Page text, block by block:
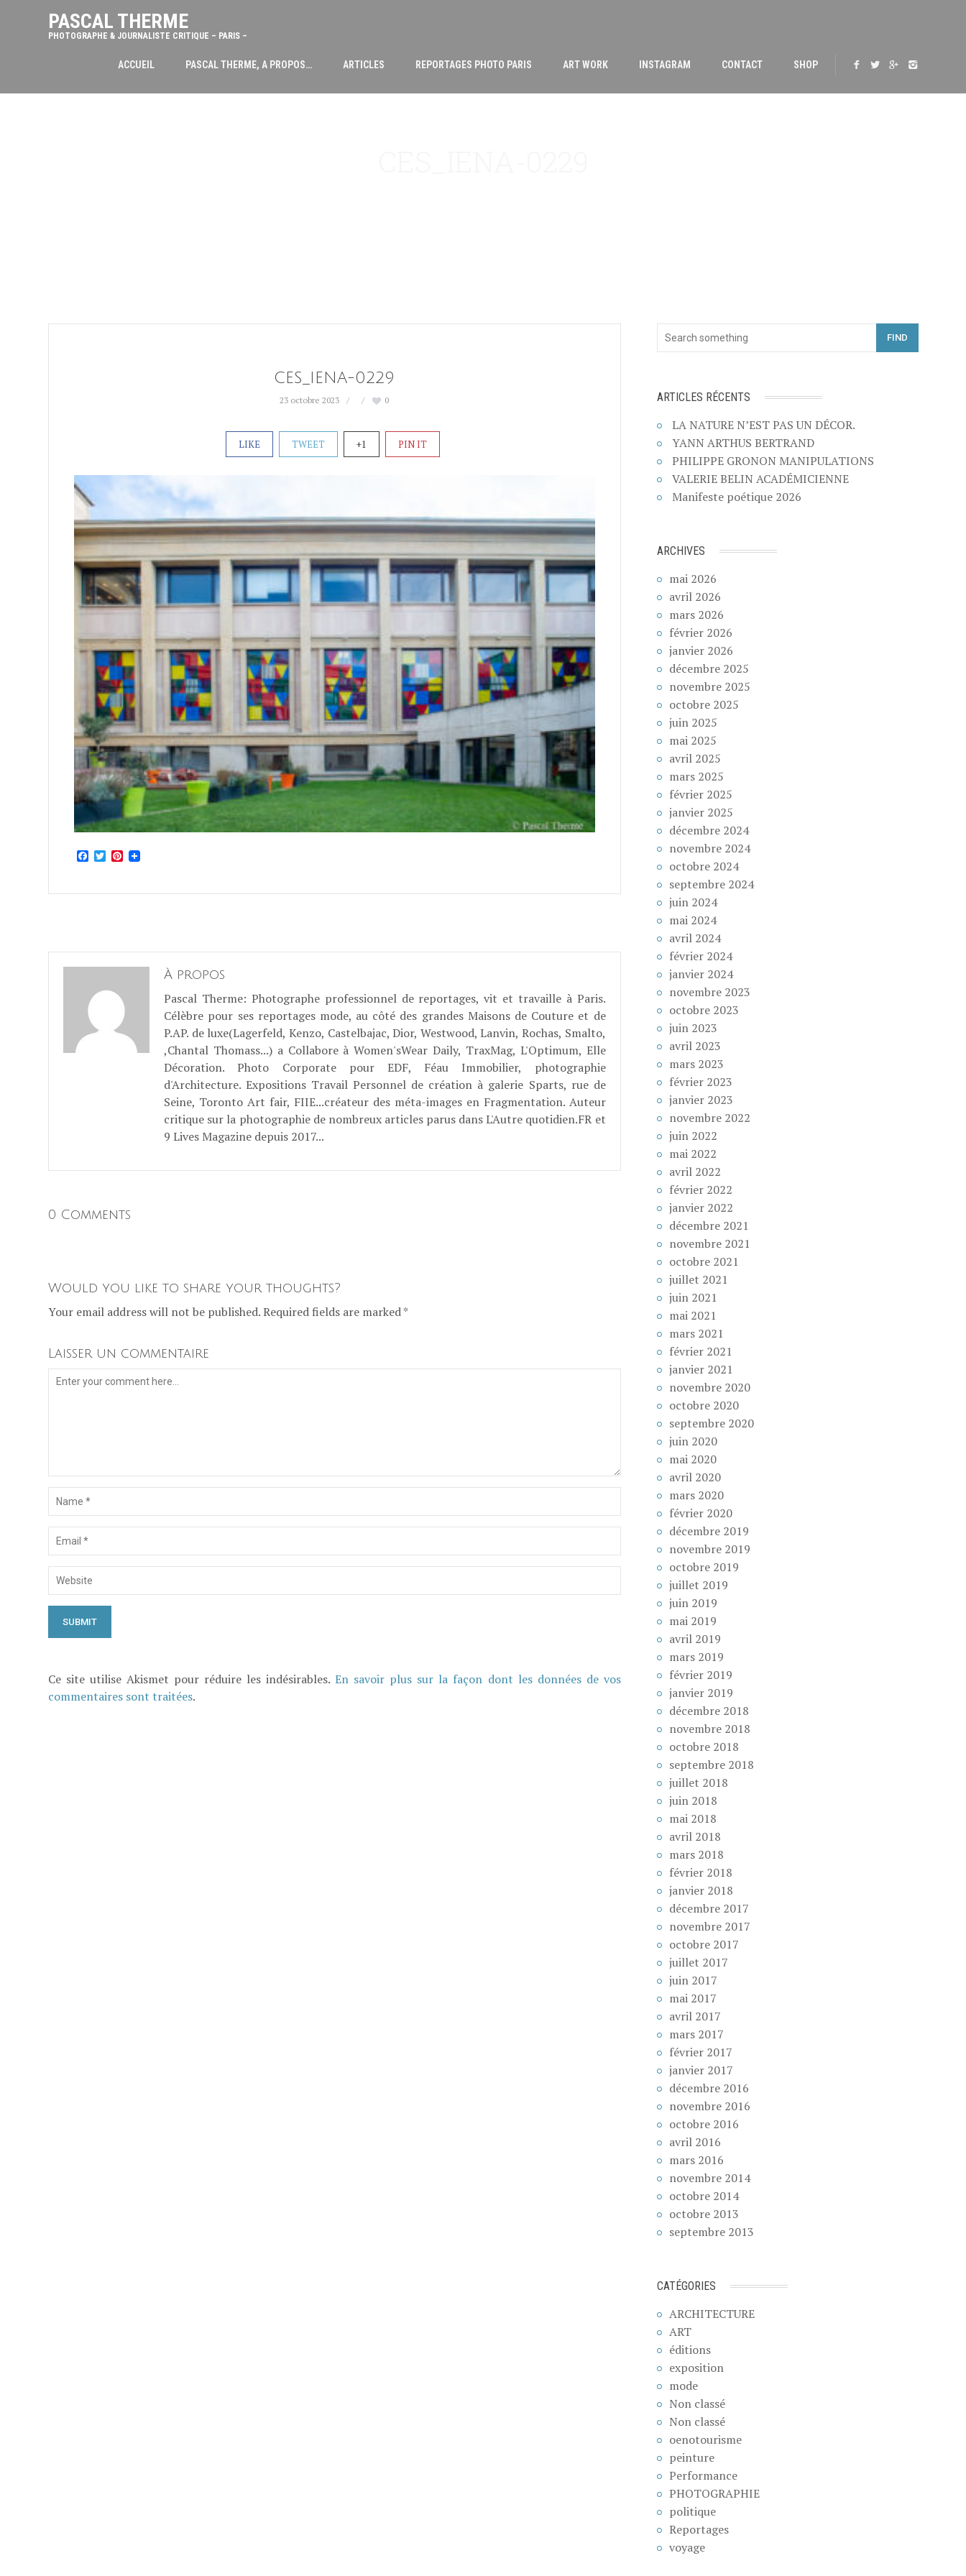
PASCAL THERME
PHOTOGRAPHE & JOURNALISTE CRITIQUE – PARIS –
ACCUEIL PASCAL THERME, A PROPOS… ARTICLES REPORTAGES PHOTO PARIS ART WORK INSTAGRAM CONTACT SHOP
CES_IENA-0229
23 octobre 2023 0
LIKE TWEET +1 PIN IT
Facebook
TwitterPinterest
À propos
Pascal Therme: Photographe professionnel de reportages, vit et travaille à Paris.
Célèbre pour ses reportages mode, au côté des grandes Maisons de Couture et de
P.AP. de luxe(Lagerfeld, Kenzo, Castelbajac, Dior, Westwood, Lanvin, Rochas, Smalto,
,Chantal Thomass...) a Collabore à Women'sWear Daily, TraxMag, L'Optimum, Elle
Décoration. Photo Corporate pour EDF, Féau Immobilier, photographie
d'Architecture. Expositions Travail Personnel de création à galerie Sparts, rue de
Seine, Toronto Art fair, FIIE...créateur des méta-images en Fragmentation. Auteur
critique sur la photographie de nombreux articles parus dans L'Autre quotidien.FR et
9 Lives Magazine depuis 2017...
0 Comments
Would you like to share your thoughts?
Your email address will not be published. Required fields are marked *
Laisser un commentaire
Ce site utilise Akismet pour réduire les indésirables.En savoir plus sur la façon dont les données de vos
commentaires sont traitées.
FIND
ARTICLES RÉCENTS
LA NATURE N’EST PAS UN DÉCOR.
YANN ARTHUS BERTRAND
PHILIPPE GRONON MANIPULATIONS
VALERIE BELIN ACADÉMICIENNE
Manifeste poétique 2026
ARCHIVES
mai 2026
avril 2026
mars 2026
février 2026
janvier 2026
décembre 2025
novembre 2025
octobre 2025
juin 2025
mai 2025
avril 2025
mars 2025
février 2025
janvier 2025
décembre 2024
novembre 2024
octobre 2024
septembre 2024
juin 2024
mai 2024
avril 2024
février 2024
janvier 2024
novembre 2023
octobre 2023
juin 2023
avril 2023
mars 2023
février 2023
janvier 2023
novembre 2022
juin 2022
mai 2022
avril 2022
février 2022
janvier 2022
décembre 2021
novembre 2021
octobre 2021
juillet 2021
juin 2021
mai 2021
mars 2021
février 2021
janvier 2021
novembre 2020
octobre 2020
septembre 2020
juin 2020
mai 2020
avril 2020
mars 2020
février 2020
décembre 2019
novembre 2019
octobre 2019
juillet 2019
juin 2019
mai 2019
avril 2019
mars 2019
février 2019
janvier 2019
décembre 2018
novembre 2018
octobre 2018
septembre 2018
juillet 2018
juin 2018
mai 2018
avril 2018
mars 2018
février 2018
janvier 2018
décembre 2017
novembre 2017
octobre 2017
juillet 2017
juin 2017
mai 2017
avril 2017
mars 2017
février 2017
janvier 2017
décembre 2016
novembre 2016
octobre 2016
avril 2016
mars 2016
novembre 2014
octobre 2014
octobre 2013
septembre 2013
CATÉGORIES
ARCHITECTURE
ART
éditions
exposition
mode
Non classé
Non classé
oenotourisme
peinture
Performance
PHOTOGRAPHIE
politique
Reportages
voyage